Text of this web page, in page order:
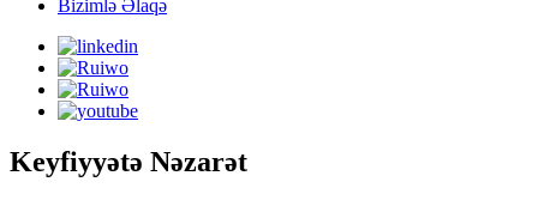
Bizimlə Əlaqə
Keyfiyyətə Nəzarət